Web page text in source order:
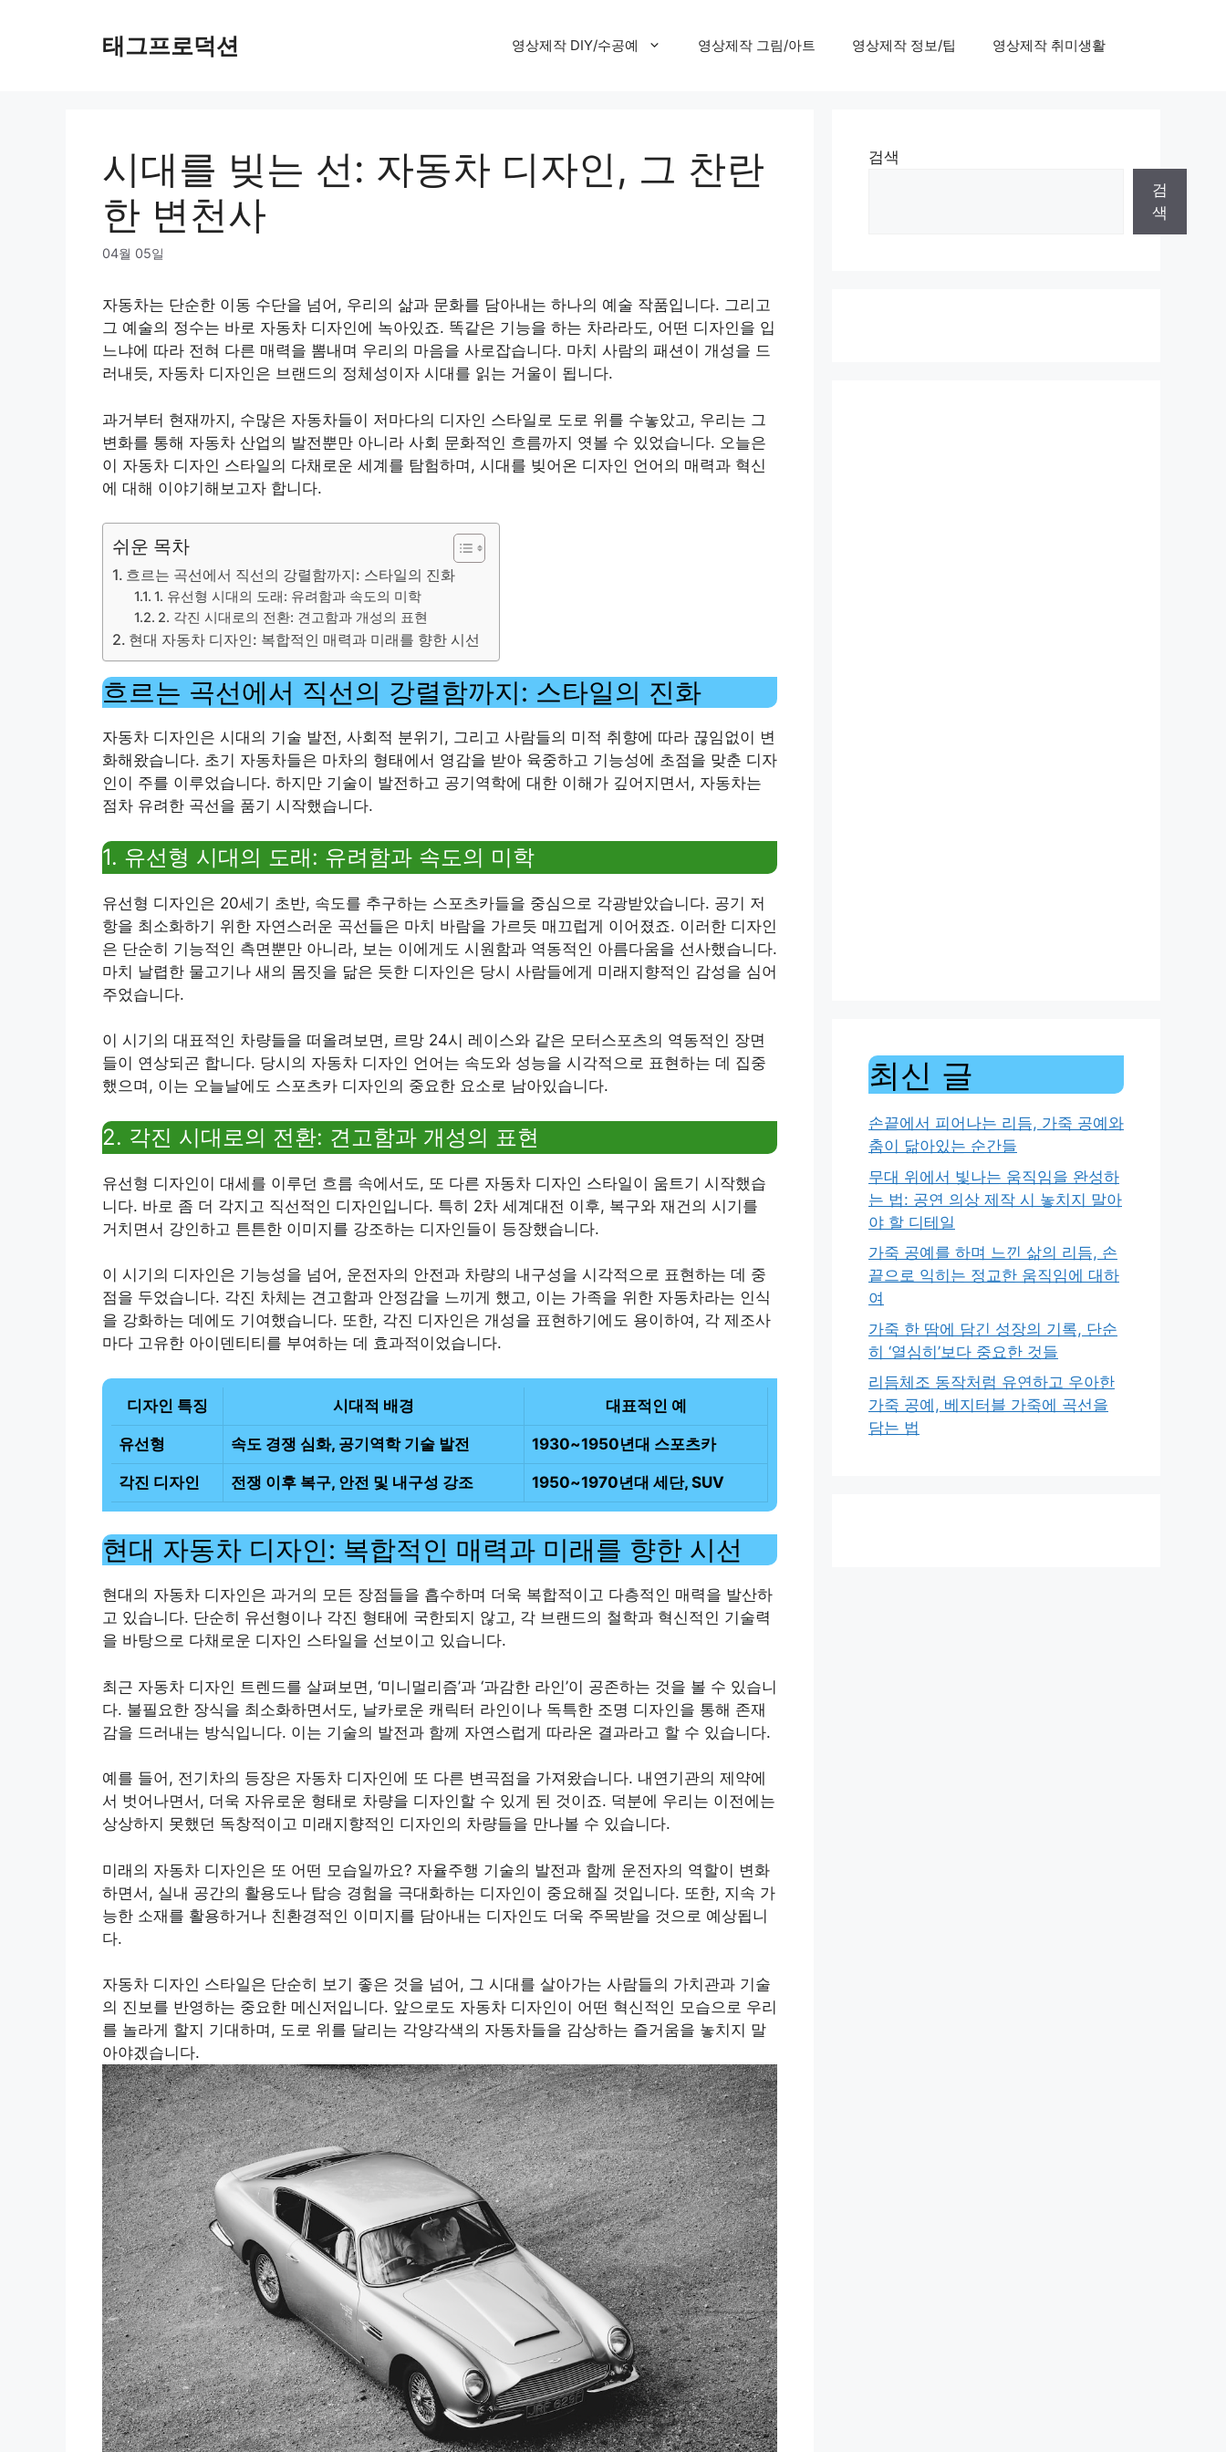
태그프로덕션 영상제작 DIY/수공예 영상제작 그림/아트 영상제작 정보/팁 영상제작 취미생활
시대를 빚는 선: 자동차 디자인, 그 찬란
한 변천사
04월 05일
자동차는 단순한 이동 수단을 넘어, 우리의 삶과 문화를 담아내는 하나의 예술 작품입니다. 그리고
그 예술의 정수는 바로 자동차 디자인에 녹아있죠. 똑같은 기능을 하는 차라라도, 어떤 디자인을 입
느냐에 따라 전혀 다른 매력을 뽐내며 우리의 마음을 사로잡습니다. 마치 사람의 패션이 개성을 드
러내듯, 자동차 디자인은 브랜드의 정체성이자 시대를 읽는 거울이 됩니다.
과거부터 현재까지, 수많은 자동차들이 저마다의 디자인 스타일로 도로 위를 수놓았고, 우리는 그
변화를 통해 자동차 산업의 발전뿐만 아니라 사회 문화적인 흐름까지 엿볼 수 있었습니다. 오늘은
이 자동차 디자인 스타일의 다채로운 세계를 탐험하며, 시대를 빚어온 디자인 언어의 매력과 혁신
에 대해 이야기해보고자 합니다.
쉬운 목차
흐르는 곡선에서 직선의 강렬함까지: 스타일의 진화
1. 유선형 시대의 도래: 유려함과 속도의 미학
2. 각진 시대로의 전환: 견고함과 개성의 표현
현대 자동차 디자인: 복합적인 매력과 미래를 향한 시선
흐르는 곡선에서 직선의 강렬함까지: 스타일의 진화
자동차 디자인은 시대의 기술 발전, 사회적 분위기, 그리고 사람들의 미적 취향에 따라 끊임없이 변
화해왔습니다. 초기 자동차들은 마차의 형태에서 영감을 받아 육중하고 기능성에 초점을 맞춘 디자
인이 주를 이루었습니다. 하지만 기술이 발전하고 공기역학에 대한 이해가 깊어지면서, 자동차는
점차 유려한 곡선을 품기 시작했습니다.
1. 유선형 시대의 도래: 유려함과 속도의 미학
유선형 디자인은 20세기 초반, 속도를 추구하는 스포츠카들을 중심으로 각광받았습니다. 공기 저
항을 최소화하기 위한 자연스러운 곡선들은 마치 바람을 가르듯 매끄럽게 이어졌죠. 이러한 디자인
은 단순히 기능적인 측면뿐만 아니라, 보는 이에게도 시원함과 역동적인 아름다움을 선사했습니다.
마치 날렵한 물고기나 새의 몸짓을 닮은 듯한 디자인은 당시 사람들에게 미래지향적인 감성을 심어
주었습니다.
이 시기의 대표적인 차량들을 떠올려보면, 르망 24시 레이스와 같은 모터스포츠의 역동적인 장면
들이 연상되곤 합니다. 당시의 자동차 디자인 언어는 속도와 성능을 시각적으로 표현하는 데 집중
했으며, 이는 오늘날에도 스포츠카 디자인의 중요한 요소로 남아있습니다.
2. 각진 시대로의 전환: 견고함과 개성의 표현
유선형 디자인이 대세를 이루던 흐름 속에서도, 또 다른 자동차 디자인 스타일이 움트기 시작했습
니다. 바로 좀 더 각지고 직선적인 디자인입니다. 특히 2차 세계대전 이후, 복구와 재건의 시기를
거치면서 강인하고 튼튼한 이미지를 강조하는 디자인들이 등장했습니다.
이 시기의 디자인은 기능성을 넘어, 운전자의 안전과 차량의 내구성을 시각적으로 표현하는 데 중
점을 두었습니다. 각진 차체는 견고함과 안정감을 느끼게 했고, 이는 가족을 위한 자동차라는 인식
을 강화하는 데에도 기여했습니다. 또한, 각진 디자인은 개성을 표현하기에도 용이하여, 각 제조사
마다 고유한 아이덴티티를 부여하는 데 효과적이었습니다.
디자인 특징 시대적 배경 대표적인 예
유선형 속도 경쟁 심화, 공기역학 기술 발전 1930~1950년대 스포츠카
각진 디자인 전쟁 이후 복구, 안전 및 내구성 강조 1950~1970년대 세단, SUV
현대 자동차 디자인: 복합적인 매력과 미래를 향한 시선
현대의 자동차 디자인은 과거의 모든 장점들을 흡수하며 더욱 복합적이고 다층적인 매력을 발산하
고 있습니다. 단순히 유선형이나 각진 형태에 국한되지 않고, 각 브랜드의 철학과 혁신적인 기술력
을 바탕으로 다채로운 디자인 스타일을 선보이고 있습니다.
최근 자동차 디자인 트렌드를 살펴보면, ‘미니멀리즘’과 ‘과감한 라인’이 공존하는 것을 볼 수 있습니
다. 불필요한 장식을 최소화하면서도, 날카로운 캐릭터 라인이나 독특한 조명 디자인을 통해 존재
감을 드러내는 방식입니다. 이는 기술의 발전과 함께 자연스럽게 따라온 결과라고 할 수 있습니다.
예를 들어, 전기차의 등장은 자동차 디자인에 또 다른 변곡점을 가져왔습니다. 내연기관의 제약에
서 벗어나면서, 더욱 자유로운 형태로 차량을 디자인할 수 있게 된 것이죠. 덕분에 우리는 이전에는
상상하지 못했던 독창적이고 미래지향적인 디자인의 차량들을 만나볼 수 있습니다.
미래의 자동차 디자인은 또 어떤 모습일까요? 자율주행 기술의 발전과 함께 운전자의 역할이 변화
하면서, 실내 공간의 활용도나 탑승 경험을 극대화하는 디자인이 중요해질 것입니다. 또한, 지속 가
능한 소재를 활용하거나 친환경적인 이미지를 담아내는 디자인도 더욱 주목받을 것으로 예상됩니
다.
자동차 디자인 스타일은 단순히 보기 좋은 것을 넘어, 그 시대를 살아가는 사람들의 가치관과 기술
의 진보를 반영하는 중요한 메신저입니다. 앞으로도 자동차 디자인이 어떤 혁신적인 모습으로 우리
를 놀라게 할지 기대하며, 도로 위를 달리는 각양각색의 자동차들을 감상하는 즐거움을 놓치지 말
아야겠습니다.
검색
검
색
최신 글
손끝에서 피어나는 리듬, 가죽 공예와
춤이 닮아있는 순간들
무대 위에서 빛나는 움직임을 완성하
는 법: 공연 의상 제작 시 놓치지 말아
야 할 디테일
가죽 공예를 하며 느낀 삶의 리듬, 손
끝으로 익히는 정교한 움직임에 대하
여
가죽 한 땀에 담긴 성장의 기록, 단순
히 ‘열심히’보다 중요한 것들
리듬체조 동작처럼 유연하고 우아한
가죽 공예, 베지터블 가죽에 곡선을
담는 법